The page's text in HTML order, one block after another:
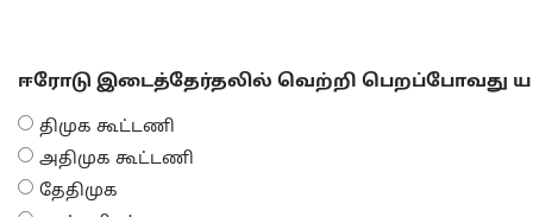
ஈரோடு இடைத்தேர்தலில் வெற்றி பெறப்போவது
திமுக கூட்டணி
அதிமுக கூட்டணி
தேதிமுக